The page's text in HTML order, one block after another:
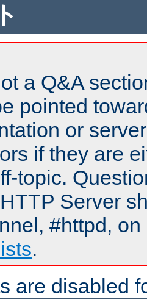
a Q&A
pointed
or
if they are
topic.
Server
#httpd,
.
are disabled